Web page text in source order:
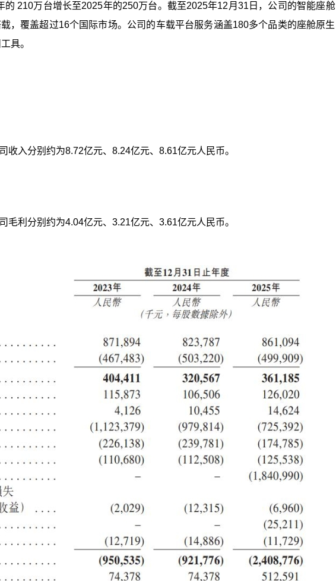
210万台增长至2025年的250万台。截至2025年12月31日，公司的智能座舱
，覆盖超过16个国际市场。公司的车载平台服务涵盖180多个品类的座舱原生
具。
入分别约为8.72亿元、8.24亿元、8.61亿元人民币。
利分别约为4.04亿元、3.21亿元、3.61亿元人民币。